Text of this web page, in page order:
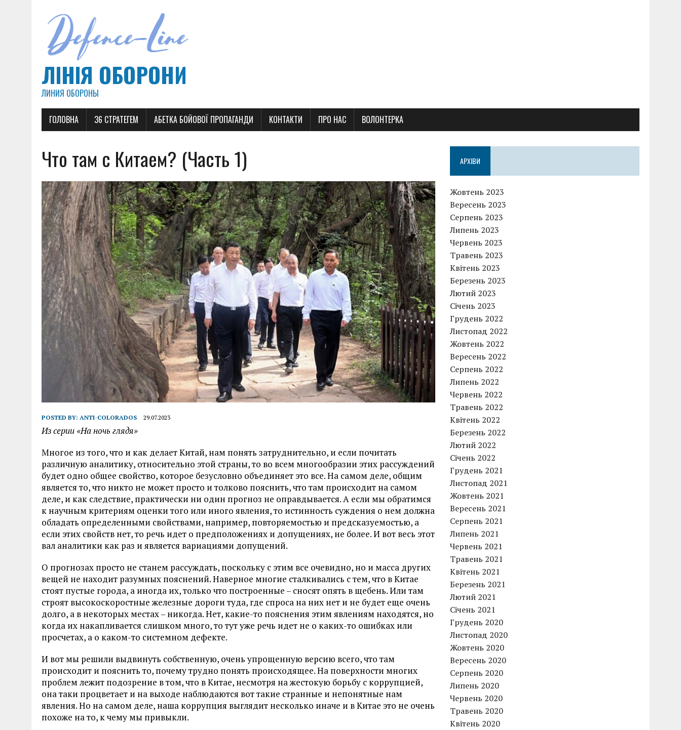
ЛІНІЯ ОБОРОНИ
ЛИНИЯ ОБОРОНЫ
ГОЛОВНА 36 СТРАТЕГЕМ АБЕТКА БОЙОВОЇ ПРОПАГАНДИ КОНТАКТИ ПРО НАС ВОЛОНТЕРКА
Что там с Китаем? (Часть 1)
POSTED BY: ANTI-COLORADOS 29.07.2023
Из серии «На ночь глядя»
Многое из того, что и как делает Китай, нам понять затруднительно, и если почитать
различную аналитику, относительно этой страны, то во всем многообразии этих рассуждений
будет одно общее свойство, которое безусловно объединяет это все. На самом деле, общим
является то, что никто не может просто и толково пояснить, что там происходит на самом
деле, и как следствие, практически ни один прогноз не оправдывается. А если мы обратимся
к научным критериям оценки того или иного явления, то истинность суждения о нем должна
обладать определенными свойствами, например, повторяемостью и предсказуемостью, а
если этих свойств нет, то речь идет о предположениях и допущениях, не более. И вот весь этот
вал аналитики как раз и является вариациями допущений.
О прогнозах просто не станем рассуждать, поскольку с этим все очевидно, но и масса других
вещей не находит разумных пояснений. Наверное многие сталкивались с тем, что в Китае
стоят пустые города, а иногда их, только что построенные – сносят опять в щебень. Или там
строят высокоскоростные железные дороги туда, где спроса на них нет и не будет еще очень
долго, а в некоторых местах – никогда. Нет, какие-то пояснения этим явлениям находятся, но
когда их накапливается слишком много, то тут уже речь идет не о каких-то ошибках или
просчетах, а о каком-то системном дефекте.
И вот мы решили выдвинуть собственную, очень упрощенную версию всего, что там
происходит и пояснить то, почему трудно понять происходящее. На поверхности многих
проблем лежит подозрение в том, что в Китае, несмотря на жестокую борьбу с коррупцией,
она таки процветает и на выходе наблюдаются вот такие странные и непонятные нам
явления. Но на самом деле, наша коррупция выглядит несколько иначе и в Китае это не очень
похоже на то, к чему мы привыкли.
АРХІВИ
Жовтень 2023
Вересень 2023
Серпень 2023
Липень 2023
Червень 2023
Травень 2023
Квітень 2023
Березень 2023
Лютий 2023
Січень 2023
Грудень 2022
Листопад 2022
Жовтень 2022
Вересень 2022
Серпень 2022
Липень 2022
Червень 2022
Травень 2022
Квітень 2022
Березень 2022
Лютий 2022
Січень 2022
Грудень 2021
Листопад 2021
Жовтень 2021
Вересень 2021
Серпень 2021
Липень 2021
Червень 2021
Травень 2021
Квітень 2021
Березень 2021
Лютий 2021
Січень 2021
Грудень 2020
Листопад 2020
Жовтень 2020
Вересень 2020
Серпень 2020
Липень 2020
Червень 2020
Травень 2020
Квітень 2020